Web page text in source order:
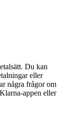
Du kan
eller
några frågor om
appen eller